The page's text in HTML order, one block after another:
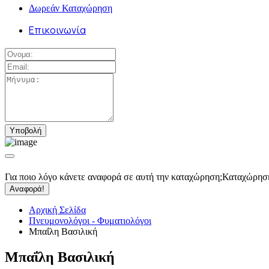
Δωρεάν Καταχώρηση
Επικοινωνία
Για ποιο λόγο κάνετε αναφορά σε αυτή την καταχώρηση;
Αναφορά!
Αρχική Σελίδα
Πνευμονολόγοι - Φυματιολόγοι
Μπαΐλη Βασιλική
Μπαΐλη Βασιλική